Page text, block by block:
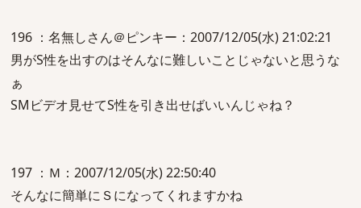
196 ：名無しさん＠ピンキー：2007/12/05(水) 21:02:21
男がS性を出すのはそんなに難しいことじゃないと思うな
ぁ
SMビデオ見せてS性を引き出せばいいんじゃね？
197 ：Ｍ：2007/12/05(水) 22:50:40
そんなに簡単にＳになってくれますかね